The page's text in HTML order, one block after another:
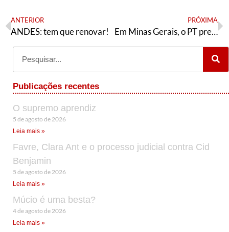
ANTERIOR
ANDES: tem que renovar!
PRÓXIMA
Em Minas Gerais, o PT precisa romper com os golpistas
Publicações recentes
O supremo aprendiz
5 de agosto de 2026
Leia mais »
Favre, Clara Ant e o processo judicial contra Cid
Benjamin
5 de agosto de 2026
Leia mais »
Múcio é uma besta?
4 de agosto de 2026
Leia mais »